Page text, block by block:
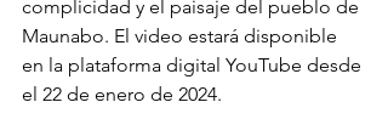
complicidad y el paisaje del pueblo de
Maunabo. El video estará disponible
en la plataforma digital YouTube desde
el 22 de enero de 2024.